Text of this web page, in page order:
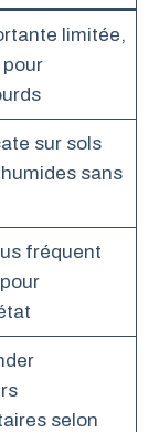
limitée,
sur sols
sans
fréquent
selon